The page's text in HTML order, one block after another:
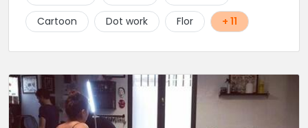
Cartoon
Dot work Flor + 11